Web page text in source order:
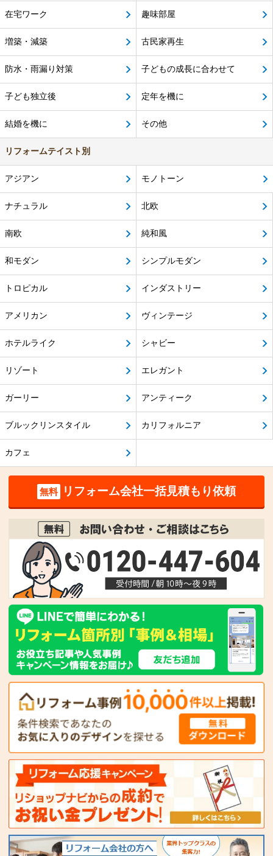
在宅ワーク 趣味部屋
増築・減築 古民家再生
防水・雨漏り対策 子どもの成長に合わせて
子ども独立後 定年を機に
結婚を機に その他
リフォームテイスト別
アジアン モノトーン
ナチュラル 北欧
南欧 純和風
和モダン シンプルモダン
トロピカル インダストリー
アメリカン ヴィンテージ
ホテルライク シャビー
リゾート エレガント
ガーリー アンティーク
ブルックリンスタイル カリフォルニア
カフェ
無料 リフォーム会社一括見積もり依頼